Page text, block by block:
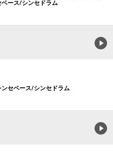
ース/シンセドラム
セベース/シンセドラム